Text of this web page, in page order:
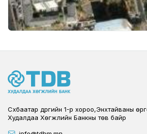
Сүхбаатар дүүргийн 1-р хороо,Энхтайваны
Худалдаа Хөгжлийн Банкны төв байр